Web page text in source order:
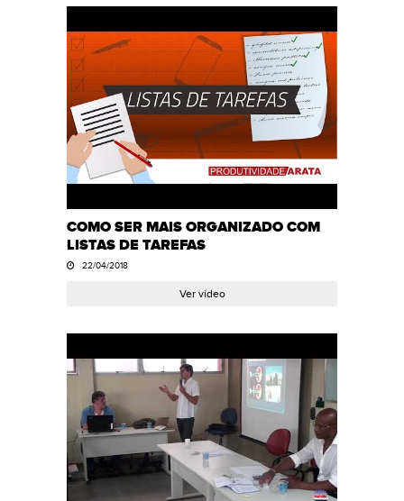
COMO SER MAIS ORGANIZADO COM
LISTAS DE TAREFAS
22/04/2018
Ver vídeo